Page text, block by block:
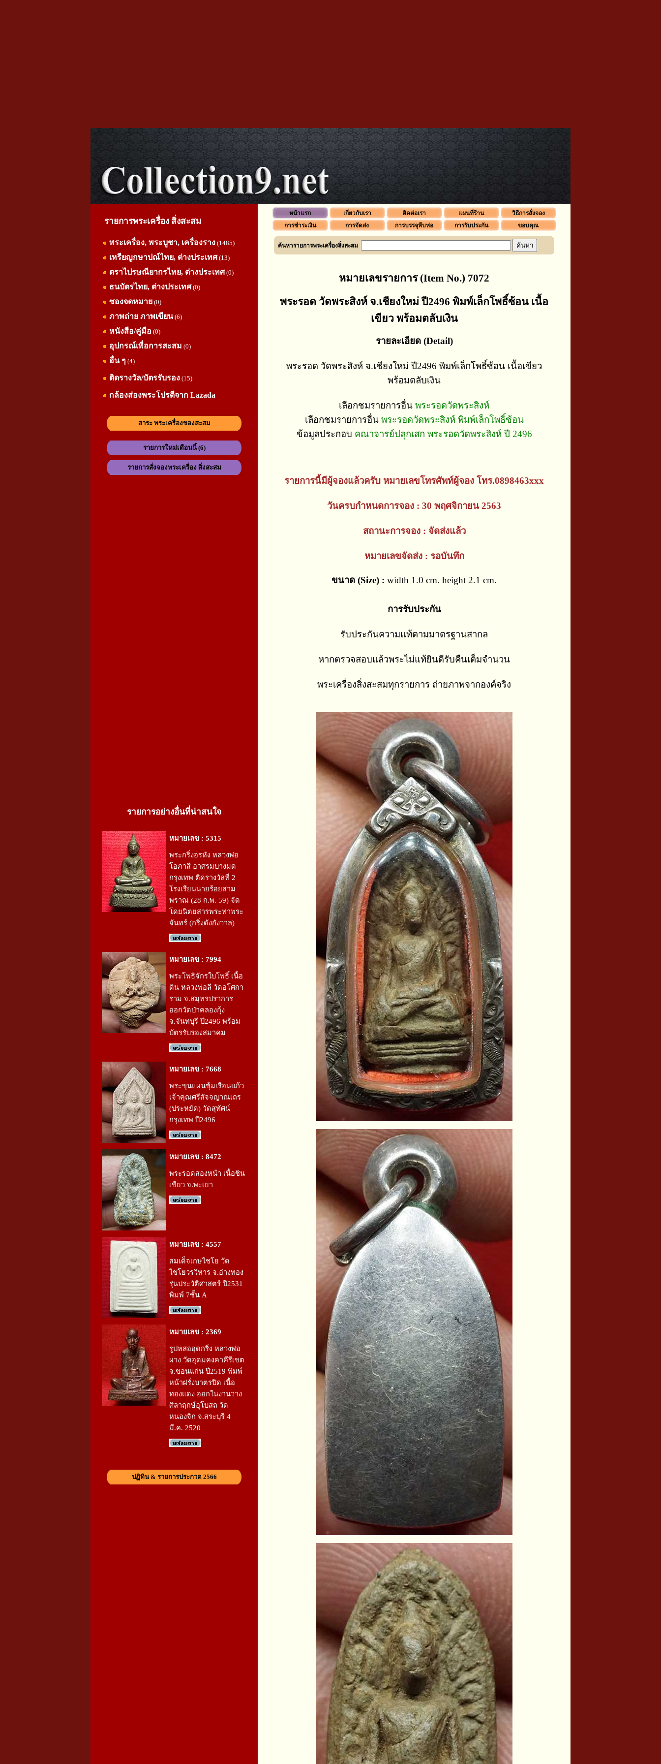
รายการพระเครื่อง สิ่งสะสม
พระเครื่อง, พระบูชา, เครื่องราง (1485)
เหรียญกษาปณ์ไทย, ต่างประเทศ(13)
ตราไปรษณียากรไทย, ต่างประเทศ(0)
ธนบัตรไทย, ต่างประเทศ(0)
ซองจดหมาย (0)
ภาพถ่าย ภาพเขียน(6)
หนังสือ/คู่มือ (0)
อุปกรณ์เพื่อการสะสม (0)
อื่น ๆ (4)
ติดรางวัล/บัตรรับรอง (15)
กล้องส่องพระโปรดีจาก Lazada
สาระ พระเครื่องของสะสม
รายการใหม่เดือนนี้ (6)
รายการสั่งจองพระเครื่อง สิ่งสะสม
รายการอย่างอื่นที่น่าสนใจ
หมายเลข : 5315
พระกริ่งอรหัง หลวงพ่อ
โอภาสี อาศรมบางมด
กรุงเทพ ติดรางวัลที่ 2
โรงเรียนนายร้อยสาม
พราณ (28 ก.พ. 59) จัด
โดยนิตยสารพระท่าพระ
จันทร์ (กริ่งดังกังวาล)
หมายเลข : 7994
พระโพธิจักรใบโพธิ์ เนื้อ
ดิน หลวงพ่อลี วัดอโศกา
ราม จ.สมุทรปราการ
ออกวัดป่าคลองกุ้ง
จ.จันทบุรี ปี2496 พร้อม
บัตรรับรองสมาคม
หมายเลข : 7668
พระขุนแผนซุ้มเรือนแก้ว
เจ้าคุณศรีสัจจญาณเถร
(ประหยัด) วัดสุทัศน์
กรุงเทพ ปี2496
หมายเลข : 8472
พระรอดสองหน้า เนื้อชิน
เขียว จ.พะเยา
หมายเลข : 4557
สมเด็จเกษไชโย วัด
ไชโยวรวิหาร จ.อ่างทอง
รุ่นประวัติศาสตร์ ปี2531
พิมพ์ 7ชั้น A
หมายเลข : 2369
รูปหล่ออุดกริ่ง หลวงพ่อ
ผาง วัดอุดมคงคาคีรีเขต
จ.ขอนแก่น ปี2519 พิมพ์
หน้าฝรั่งบาตรปิด เนื้อ
ทองแดง ออกในงานวาง
ศิลาฤกษ์อุโบสถ วัด
หนองจิก จ.สระบุรี 4
มี.ค. 2520
ปฏิทิน & รายการประกวด 2566
หน้าแรก เกี่ยวกับเรา ติดต่อเรา แผนที่ร้าน
วิธีการสั่งจอง
การชำระเงิน
การจัดส่ง การบรรจุหีบห่อ การรับประกัน ขอบคุณ
ค้นหารายการพระเครื่องสิ่งสะสม
หมายเลขรายการ (Item No.) 7072
พระรอด วัดพระสิงห์ จ.เชียงใหม่ ปี2496 พิมพ์เล็กโพธิ์ซ้อน เนื้อ
เขียว พร้อมตลับเงิน
รายละเอียด (Detail)
พระรอด วัดพระสิงห์ จ.เชียงใหม่ ปี2496 พิมพ์เล็กโพธิ์ซ้อน เนื้อเขียว
พร้อมตลับเงิน
เลือกชมรายการอื่น พระรอดวัดพระสิงห์
เลือกชมรายการอื่น พระรอดวัดพระสิงห์ พิมพ์เล็กโพธิ์ซ้อน
ข้อมูลประกอบ คณาจารย์ปลุกเสก พระรอดวัดพระสิงห์ ปี 2496
รายการนี้มีผู้จองแล้วครับ หมายเลขโทรศัพท์ผู้จอง โทร.0898463xxx
วันครบกำหนดการจอง : 30 พฤศจิกายน 2563
สถานะการจอง : จัดส่งแล้ว
หมายเลขจัดส่ง : รอบันทึก
ขนาด (Size) : width 1.0 cm. height 2.1 cm.
การรับประกัน
รับประกันความแท้ตามมาตรฐานสากล
หากตรวจสอบแล้วพระไม่แท้ยินดีรับคืนเต็มจำนวน
พระเครื่องสิ่งสะสมทุกรายการ ถ่ายภาพจากองค์จริง